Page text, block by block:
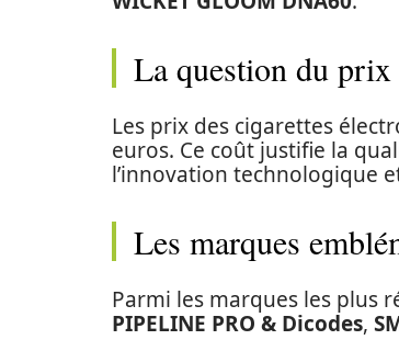
La question du prix
Les prix des cigarettes
euros. Ce coût justifie la
l’innovation technologique
Les marques
Parmi les marques les plus
PIPELINE PRO & Dicodes,